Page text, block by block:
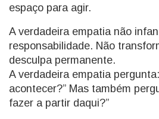
espaço para agir.
A verdadeira empatia não
responsabilidade. Não
desculpa permanente.
A verdadeira empatia
acontecer?” Mas também
fazer a partir daqui?”